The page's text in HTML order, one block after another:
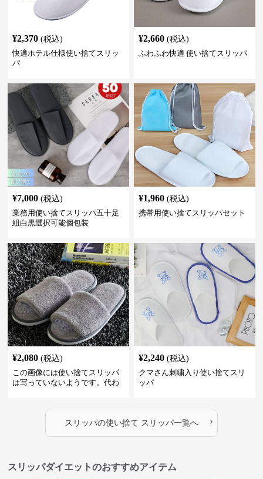
¥2,370 (税込)
快適ホテル仕様使い捨てスリッ
パ
¥2,660 (税込)
ふわふわ快適 使い捨てスリッパ
¥7,000 (税込)
業務用使い捨てスリッパ五十足
組白黒選択可能個包装
¥1,960 (税込)
携帯用使い捨てスリッパセット
¥2,080 (税込)
この画像には使い捨てスリッパ
は写っていないようです。代わ
ています。これらは再利用可能
な通常の室内履きスリッパのよ
うに見えます。
¥2,240 (税込)
クマさん刺繍入り使い捨てスリ
ッパ
スリッパの使い捨て スリッパ一覧へ ›
スリッパダイエットのおすすめアイテム